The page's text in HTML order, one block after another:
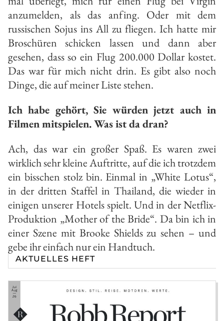
AKTUELLES HEFT
anzumelden, als das anfing. Oder mit dem
russischen Sojus ins All zu fliegen. Ich hatte mir
Broschüren schicken lassen und dann aber
gesehen, dass so ein Flug 200.000 Dollar kostet.
Das war für mich nicht drin. Es gibt also noch
Dinge, die auf meiner Liste stehen.
Ich habe gehört, Sie würden jetzt auch in
Filmen mitspielen. Was ist da dran?
Ach, das war ein großer Spaß. Es waren zwei
wirklich sehr kleine Auftritte, auf die ich trotzdem
ein bisschen stolz bin. Einmal in „White Lotus“,
in der dritten Staffel in Thailand, die wieder in
einigen unserer Hotels spielt. Und in der Netflix-
Produktion „Mother of the Bride“. Da bin ich in
einer Szene mit Brooke Shields zu sehen – und
gebe ihr einfach nur ein Handtuch.